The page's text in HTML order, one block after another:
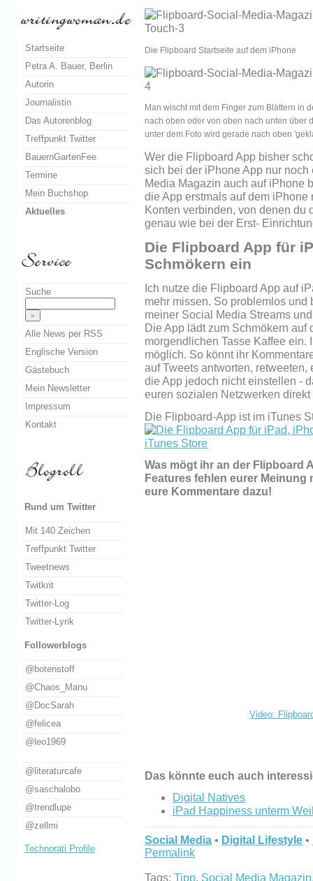
Die Flipboard Startseite auf dem iPhone
Man wischt mit dem Finger zum Blättern in
nach oben oder von oben nach unten über
unter dem Foto wird gerade nach oben
Wer die Flipboard App bisher
sich bei der iPhone App nur
Media Magazin auch auf iPhone
die App erstmals auf dem iPhone
Konten verbinden, von denen du
genau wie bei der Erst-
Die Flipboard App für
Schmökern ein
Ich nutze die Flipboard App auf
mehr missen. So problemlos
meiner Social Media Streams
Die App lädt zum Schmökern auf
morgendlichen Tasse Kaffee ein.
möglich. So könnt ihr
auf Tweets antworten,
die App jedoch nicht einstellen -
euren sozialen Netzwerken
Die Flipboard-App ist im iTunes
Was mögt ihr an der Flipboard
Features fehlen eurer
eure Kommentare dazu!
Video:
Das könnte euch auch
Digital Natives
iPad Happiness unterm
Social Media • Digital Lifestyle •
Permalink
Tags: Tipp, Social Media Magazin
Startseite
Petra A. Bauer, Berlin
Autorin
Journalistin
Das Autorenblog
Treffpunkt Twitter
BauernGartenFee
Termine
Mein Buchshop
Aktuelles
Suche
Alle News per RSS
Englische Version
Gästebuch
Mein Newsletter
Impressum
Kontakt
Rund um Twitter
Mit 140 Zeichen
Treffpunkt Twitter
Tweetnews
Twitkrit
Twitter-Log
Twitter-Lyrik
Followerblogs
@botenstoff
@Chaos_Manu
@DocSarah
@felicea
@leo1969
@literaturcafe
@saschalobo
@trendlupe
@zellmi
Technorati Profile